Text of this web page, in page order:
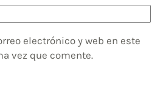
electrónico y web en este
vez que comente.